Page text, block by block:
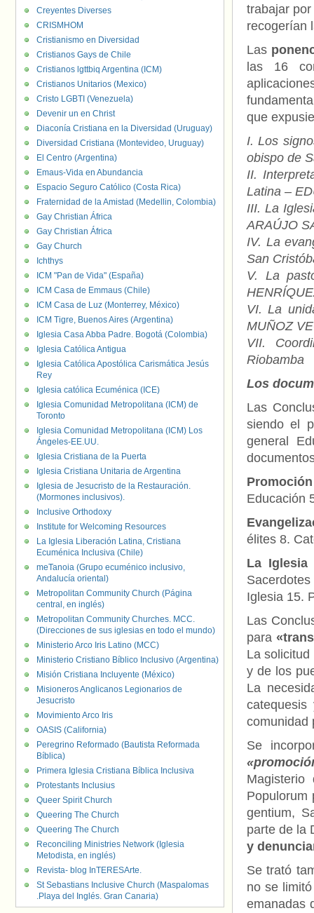
trabajar
recogerían
Las
las 16
que
I. Los
obispo de
II.
Latina –
III. La
ARAÚJO
IV. La
San
V. La
VI. La
MUÑOZ
VII.
Riobamba
Los
Las
siendo el
general
Educación
élites 8.
La
Iglesia 15.
Las
para
La
y de los
La
comunidad
Se
Populorum
gentium,
parte de la
y
Se trató
no se
emanadas
Creyentes Diverses
CRISMHOM
Cristianismo en Diversidad
Cristianos Gays de Chile
Cristianos lgttbiq Argentina (ICM)
Cristianos Unitarios (Mexico)
Cristo LGBTI (Venezuela)
Devenir un en Christ
Diaconía Cristiana en la Diversidad (Uruguay)
Diversidad Cristiana (Montevideo, Uruguay)
El Centro (Argentina)
Emaus-Vida en Abundancia
Espacio Seguro Católico (Costa Rica)
Fraternidad de la Amistad (Medellin, Colombia)
Gay Christian África
Gay Christian África
Gay Church
Ichthys
ICM "Pan de Vida" (España)
ICM Casa de Emmaus (Chile)
ICM Casa de Luz (Monterrey, México)
ICM Tigre, Buenos Aires (Argentina)
Iglesia Casa Abba Padre. Bogotá (Colombia)
Iglesia Católica Antigua
Iglesia Católica Apostólica Carismática Jesús
Rey
Iglesia católica Ecuménica (ICE)
Iglesia Comunidad Metropolitana (ICM) de
Toronto
Iglesia Comunidad Metropolitana (ICM) Los
Ángeles-EE.UU.
Iglesia Cristiana de la Puerta
Iglesia Cristiana Unitaria de Argentina
Iglesia de Jesucristo de la Restauración.
(Mormones inclusivos).
Inclusive Orthodoxy
Institute for Welcoming Resources
La Iglesia Liberación Latina, Cristiana
Ecuménica Inclusiva (Chile)
meTanoia (Grupo ecuménico inclusivo,
Andalucía oriental)
Metropolitan Community Church (Página
central, en inglés)
Metropolitan Community Churches. MCC.
(Direcciones de sus iglesias en todo el mundo)
Ministerio Arco Iris Latino (MCC)
Ministerio Cristiano Bíblico Inclusivo (Argentina)
Misión Cristiana Incluyente (México)
Misioneros Anglicanos Legionarios de
Jesucristo
Movimiento Arco Iris
OASIS (California)
Peregrino Reformado (Bautista Reformada
Bíblica)
Primera Iglesia Cristiana Bíblica Inclusiva
Protestants Inclusius
Queer Spirit Church
Queering The Church
Queering The Church
Reconciling Ministries Network (Iglesia
Metodista, en inglés)
Revista- blog InTERESArte.
St Sebastians Inclusive Church (Maspalomas
.Playa del Inglés. Gran Canaria)